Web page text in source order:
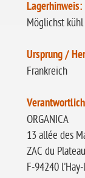
Lagerhinweis:
Möglichst
Ursprung /
Frankreich
ORGANICA
13 allée des
ZAC du Plateau
F-94240